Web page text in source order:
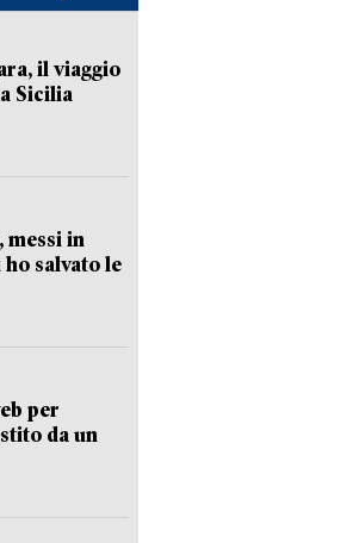
il viaggio
Sicilia
messi in
salvato le
per
da un